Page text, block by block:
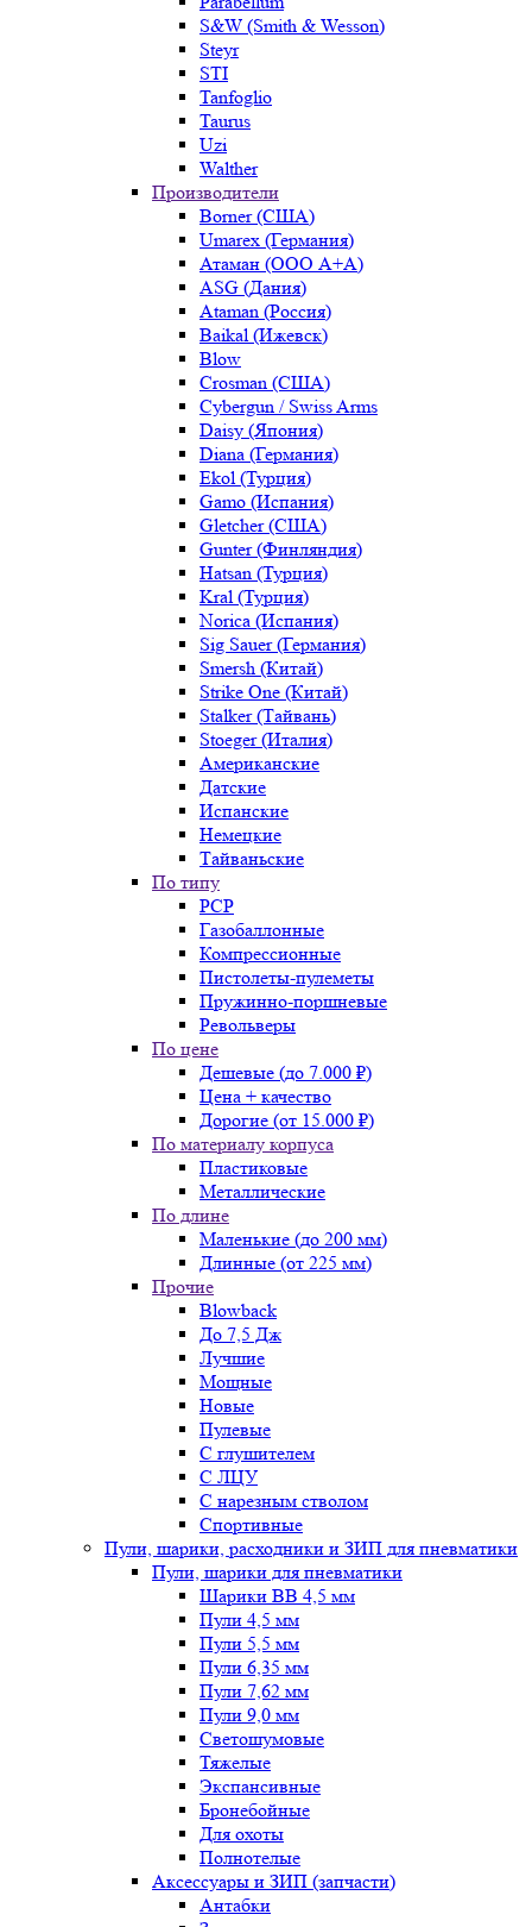
S&W (Smith & Wesson)
Steyr
STI
Tanfoglio
Taurus
Uzi
Walther
Производители
Borner (США)
Umarex (Германия)
Атаман (ООО А+А)
ASG (Дания)
Ataman (Россия)
Baikal (Ижевск)
Blow
Crosman (США)
Cybergun / Swiss Arms
Daisy (Япония)
Diana (Германия)
Ekol (Турция)
Gamo (Испания)
Gletcher (США)
Gunter (Финляндия)
Hatsan (Турция)
Kral (Турция)
Norica (Испания)
Sig Sauer (Германия)
Smersh (Китай)
Strike One (Китай)
Stalker (Тайвань)
Stoeger (Италия)
Американские
Датские
Испанские
Немецкие
Тайваньские
По типу
PCP
Газобаллонные
Компрессионные
Пистолеты-пулеметы
Пружинно-поршневые
Револьверы
По цене
Дешевые (до 7.000 ₽)
Цена + качество
Дорогие (от 15.000 ₽)
По материалу корпуса
Пластиковые
Металлические
По длине
Маленькие (до 200 мм)
Длинные (от 225 мм)
Прочие
Blowback
До 7,5 Дж
Лучшие
Мощные
Новые
Пулевые
С глушителем
С ЛЦУ
С нарезным стволом
Спортивные
Пули, шарики, расходники и ЗИП для пневматики
Пули, шарики для пневматики
Шарики BB 4,5 мм
Пули 4,5 мм
Пули 5,5 мм
Пули 6,35 мм
Пули 7,62 мм
Пули 9,0 мм
Светошумовые
Тяжелые
Экспансивные
Бронебойные
Для охоты
Полнотелые
Аксессуары и ЗИП (запчасти)
Антабки